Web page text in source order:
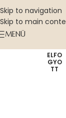
Skip to navigation
Skip to main
MENÜ
ELFO
GYO
TT